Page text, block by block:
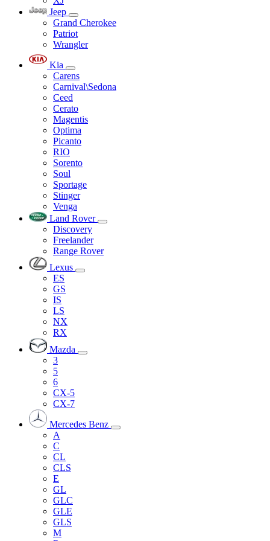
Jeep
Grand Cherokee
Patriot
Wrangler
Kia
Carens
Carnival\Sedona
Ceed
Cerato
Magentis
Optima
Picanto
RIO
Sorento
Soul
Sportage
Stinger
Venga
Land Rover
Discovery
Freelander
Range Rover
Lexus
ES
GS
IS
LS
NX
RX
Mazda
3
5
6
CX-5
CX-7
Mercedes Benz
A
C
CL
CLS
E
GL
GLC
GLE
GLS
M